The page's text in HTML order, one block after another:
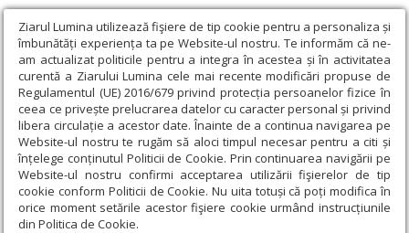
Ziarul Lumina utilizează fişiere de tip cookie pentru a personaliza și
îmbunătăți experiența ta pe Website-ul nostru. Te informăm că ne-
am actualizat politicile pentru a integra în acestea și în activitatea
curentă a Ziarului Lumina cele mai recente modificări propuse de
Regulamentul (UE) 2016/679 privind protecția persoanelor fizice în
ceea ce privește prelucrarea datelor cu caracter personal și privind
libera circulație a acestor date. Înainte de a continua navigarea pe
Website-ul nostru te rugăm să aloci timpul necesar pentru a citi și
înțelege conținutul Politicii de Cookie. Prin continuarea navigării pe
Website-ul nostru confirmi acceptarea utilizării fişierelor de tip
cookie conform Politicii de Cookie. Nu uita totuși că poți modifica în
orice moment setările acestor fişiere cookie urmând instrucțiunile
din Politica de Cookie.
Ziarul Lumina › Educaţie și Cultură › Pagina copiilor › Urmele lui
Dumnezeu pe nisip
Urmele lui Dumnezeu pe nisip